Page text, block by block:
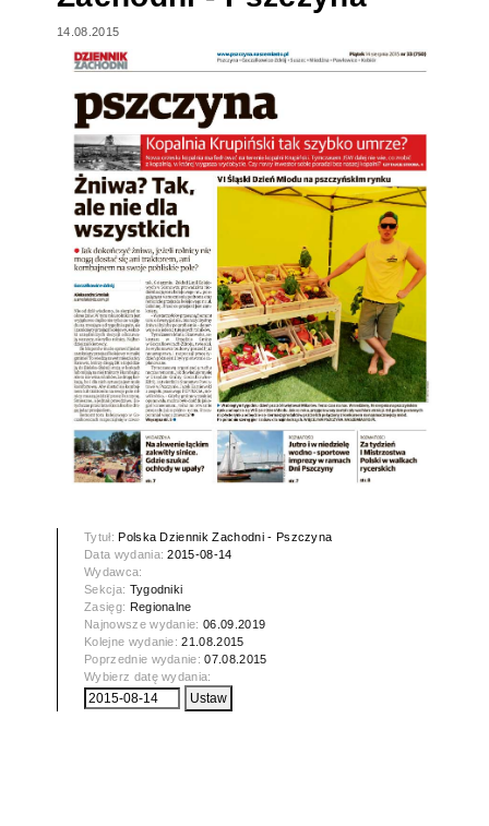
14.08.2015
Tytuł:Polska Dziennik Zachodni - Pszczyna
Data wydania:2015-08-14
Wydawca:
Sekcja: Tygodniki
Zasięg: Regionalne
Najnowsze wydanie:06.09.2019
Kolejne wydanie:21.08.2015
Poprzednie wydanie:07.08.2015
Wybierz datę wydania: